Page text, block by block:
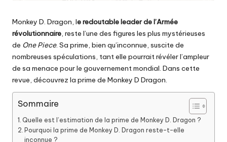
Monkey D. Dragon, le redoutable leader de l’Armée
révolutionnaire, reste l’une des figures les plus mystérieuses
de One Piece. Sa prime, bien qu’inconnue, suscite de
nombreuses spéculations, tant elle pourrait révéler l’ampleur
de sa menace pour le gouvernement mondial. Dans cette
revue, découvrez la prime de Monkey D Dragon.
Sommaire
Quelle est l’estimation de la prime de Monkey D. Dragon ?
Pourquoi la prime de Monkey D. Dragon reste-t-elle
inconnue ?